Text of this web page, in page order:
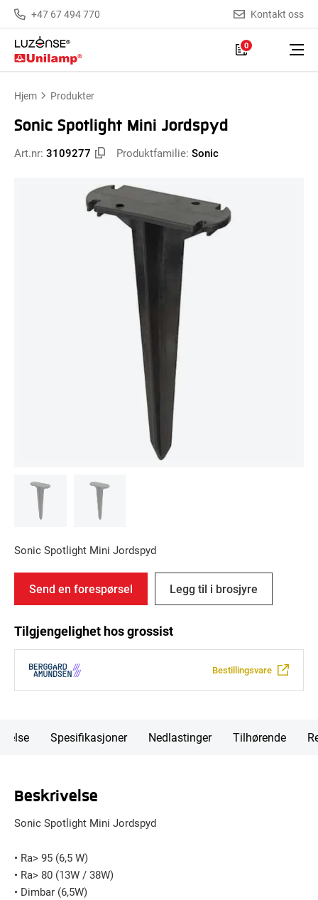
+47 67 494 770 Kontakt oss
0
Hjem Produkter
Sonic Spotlight Mini Jordspyd
Art.nr: 3109277 Produktfamilie: Sonic
Sonic Spotlight Mini Jordspyd
Send en forespørsel Legg til i brosjyre
Tilgjengelighet hos grossist
Bestillingsvare
Spesifikasjoner Nedlastinger Tilhørende
Beskrivelse
Sonic Spotlight Mini Jordspyd
• Ra> 95 (6,5 W)
• Ra> 80 (13W / 38W)
• Dimbar (6,5W)